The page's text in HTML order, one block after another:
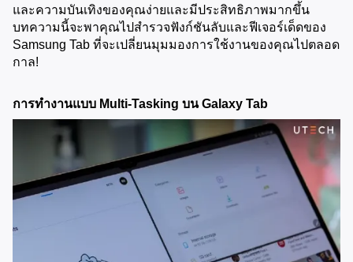
และความบันเทิงของคุณง่ายและมีประสิทธิภาพมากขึ้น
บทความนี้จะพาคุณไปสำรวจฟังก์ชันลับและฟีเจอร์เด็ดของ
Samsung Tab ที่จะเปลี่ยนมุมมองการใช้งานของคุณไปตลอด
กาล!
การทำงานแบบ Multi-Tasking บน Galaxy Tab